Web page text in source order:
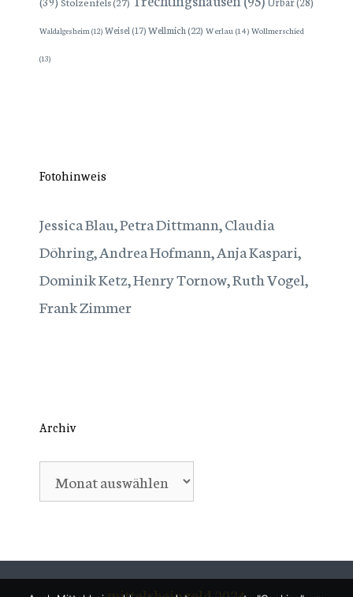
Waldalgesheim(12) Weisel(17)Wellmich (22) Werlau (14) Wollmerschied
(13)
Fotohinweis
Jessica Blau, Petra Dittmann, Claudia
Döhring, Andrea Hofmann, Anja Kaspari,
Dominik Ketz, Henry Tornow, Ruth Vogel,
Frank Zimmer
Archiv
Archiv